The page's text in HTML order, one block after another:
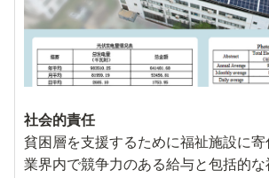
社会的責任
貧困層を支援するために福祉施設に寄
業界内で競争力のある給与と包括的な